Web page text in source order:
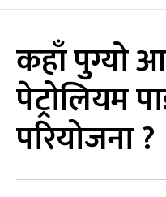
कहाँ पुग्यो
पेट्रोलियम
परियोजना ?